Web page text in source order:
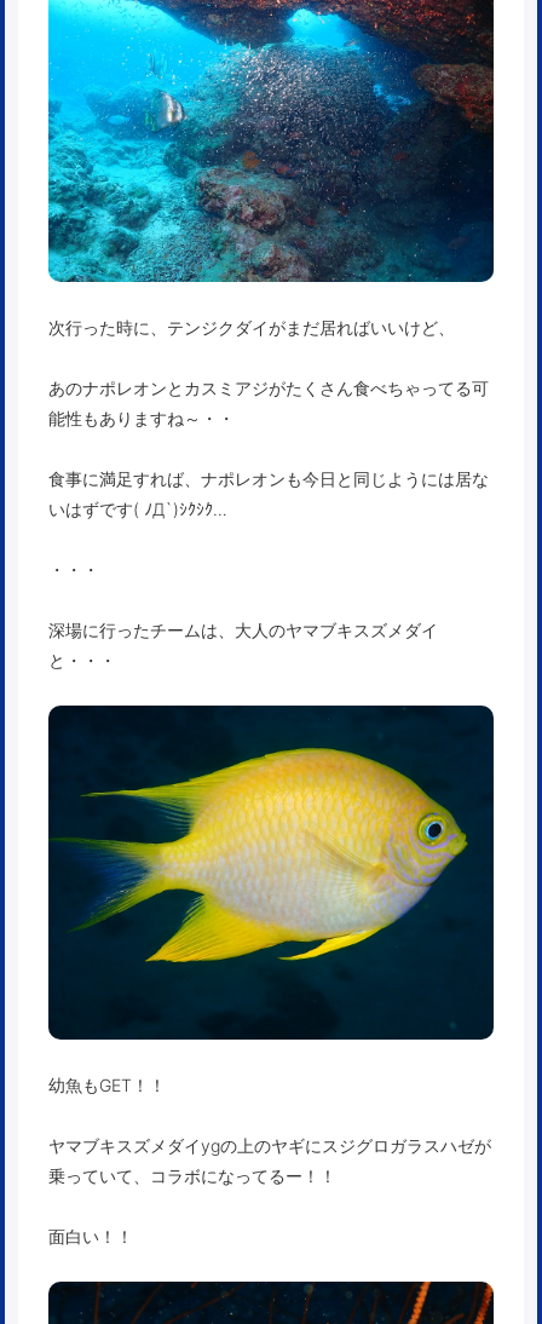
次行った時に、テンジクダイがまだ居ればいいけど、
あのナポレオンとカスミアジがたくさん食べちゃってる可
能性もありますね～・・
食事に満足すれば、ナポレオンも今日と同じようには居な
いはずです( ﾉД`)ｼｸｼｸ…
・・・
深場に行ったチームは、大人のヤマブキスズメダイ
と・・・
幼魚もGET！！
ヤマブキスズメダイygの上のヤギにスジグロガラスハゼが
乗っていて、コラボになってるー！！
面白い！！